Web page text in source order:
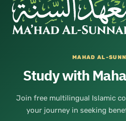
MAHAD AL-
Study with
Join free multilingual Islamic
your journey in seeking